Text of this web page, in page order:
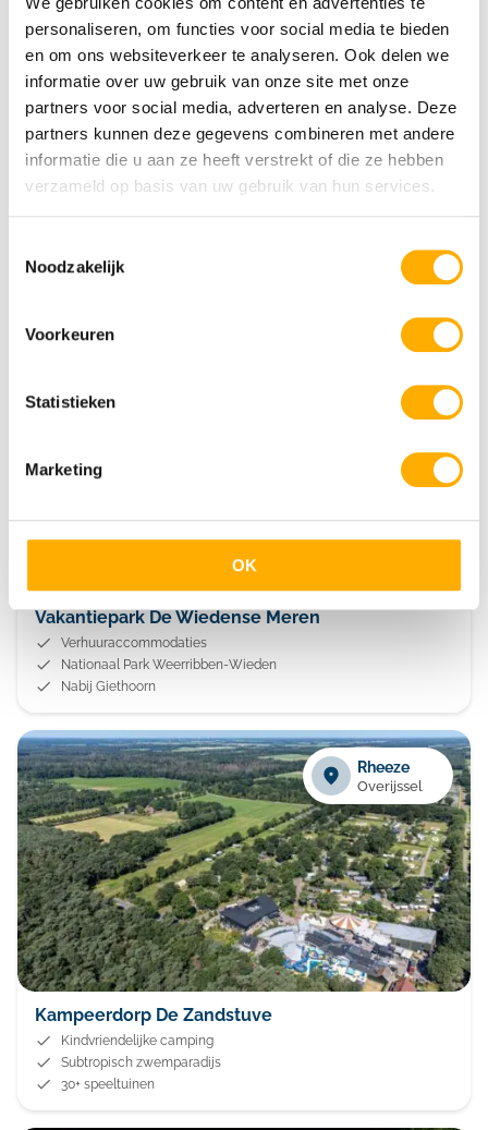
personaliseren, om functies voor social media te bieden
en om ons websiteverkeer te analyseren. Ook delen we
informatie over uw gebruik van onze site met onze
partners voor social media, adverteren en analyse. Deze
partners kunnen deze gegevens combineren met andere
informatie die u aan ze heeft verstrekt of die ze hebben
verzameld op basis van uw gebruik van hun services.
Noodzakelijk
Voorkeuren
Statistieken
Marketing
OK
Direct aan zee
Vakantiepark De Wiedense Meren
Verhuuraccommodaties
Nationaal Park Weerribben-Wieden
Nabij Giethoorn
Rheeze
Overijssel
Kampeerdorp De Zandstuve
Kindvriendelijke camping
Subtropisch zwemparadijs
30+ speeltuinen